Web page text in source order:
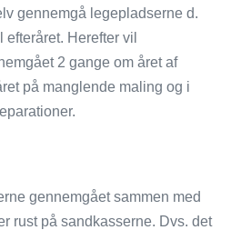
gennemgå legepladserne d.
Herefter vil
2 gange om året af
på manglende maling og i
gennemgået sammen med
rust på sandkasserne. Dvs. det